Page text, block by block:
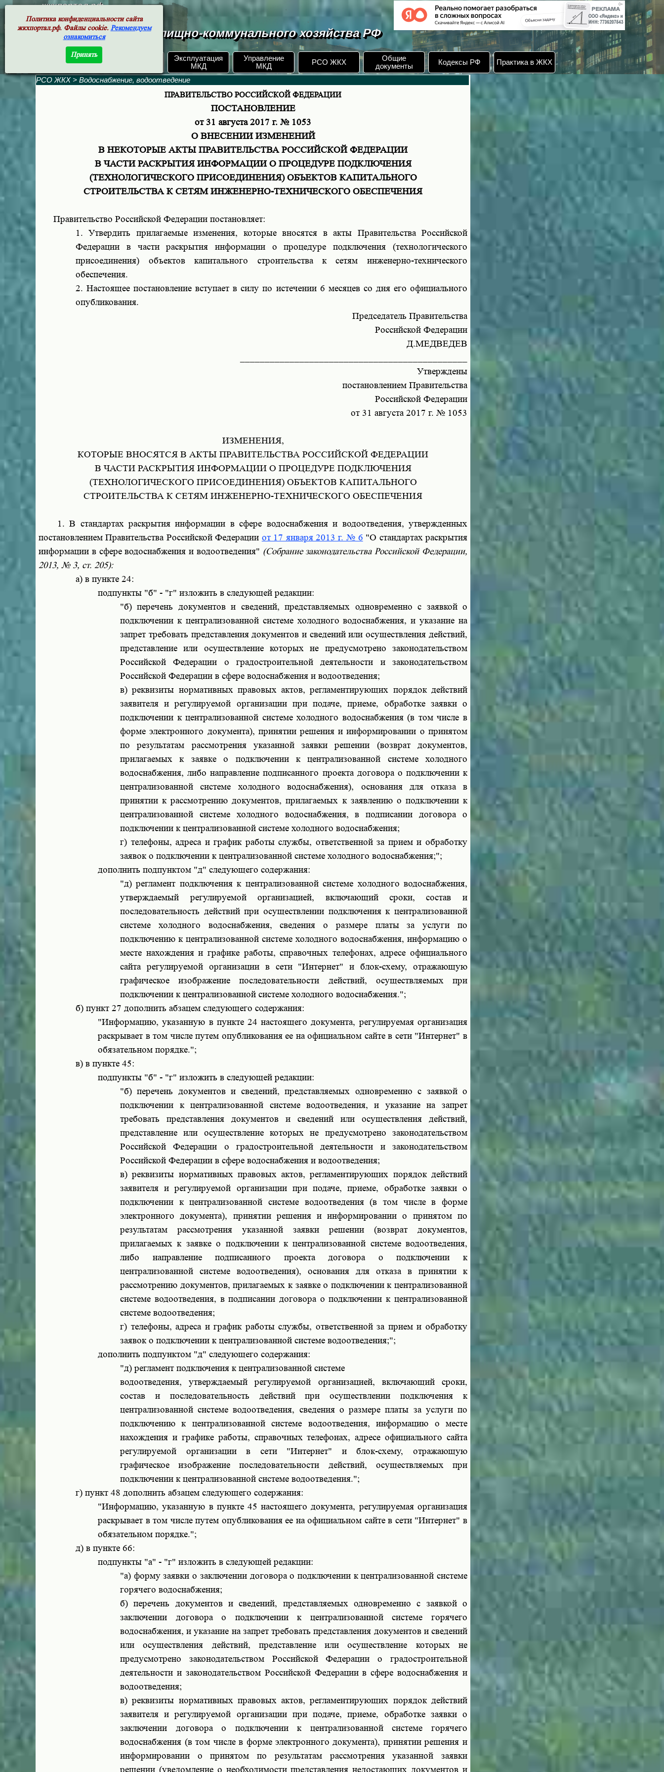
ЖКХ РФ.
Эксплуатация
МКД
Управление
МКД
РСО ЖКХ
Общие
документы
Кодексы РФ Практика в ЖКХ
Документы жилищно-коммунального хозяйства РФ
жкхпортал.рф
РСО ЖКХ>Водоснабжение, водоотведение
ПРАВИТЕЛЬСТВО РОССИЙСКОЙ ФЕДЕРАЦИИ
ПОСТАНОВЛЕНИЕ
от 31 августа 2017 г. № 1053
О ВНЕСЕНИИ ИЗМЕНЕНИЙ
В НЕКОТОРЫЕ АКТЫ ПРАВИТЕЛЬСТВА РОССИЙСКОЙ ФЕДЕРАЦИИ
В ЧАСТИ РАСКРЫТИЯ ИНФОРМАЦИИ О ПРОЦЕДУРЕ ПОДКЛЮЧЕНИЯ
(ТЕХНОЛОГИЧЕСКОГО ПРИСОЕДИНЕНИЯ) ОБЪЕКТОВ КАПИТАЛЬНОГО
СТРОИТЕЛЬСТВА К СЕТЯМ ИНЖЕНЕРНО-ТЕХНИЧЕСКОГО ОБЕСПЕЧЕНИЯ
Правительство Российской Федерации постановляет:
1. Утвердить прилагаемые изменения, которые вносятся в акты Правительства Российской
Федерации в части раскрытия информации о процедуре подключения (технологического
присоединения) объектов капитального строительства к сетям инженерно-технического
обеспечения.
2. Настоящее постановление вступает в силу по истечении 6 месяцев со дня его официального
опубликования.
Председатель Правительства
Российской Федерации
Д.МЕДВЕДЕВ
Утверждены
постановлением Правительства
Российской Федерации
от 31 августа 2017 г. № 1053
ИЗМЕНЕНИЯ,
КОТОРЫЕ ВНОСЯТСЯ В АКТЫ ПРАВИТЕЛЬСТВА РОССИЙСКОЙ ФЕДЕРАЦИИ
В ЧАСТИ РАСКРЫТИЯ ИНФОРМАЦИИ О ПРОЦЕДУРЕ ПОДКЛЮЧЕНИЯ
(ТЕХНОЛОГИЧЕСКОГО ПРИСОЕДИНЕНИЯ) ОБЪЕКТОВ КАПИТАЛЬНОГО
СТРОИТЕЛЬСТВА К СЕТЯМ ИНЖЕНЕРНО-ТЕХНИЧЕСКОГО ОБЕСПЕЧЕНИЯ
1. В стандартах раскрытия информации в сфере водоснабжения и водоотведения, утвержденных
постановлением Правительства Российской Федерации от 17 января 2013 г. № 6 "О стандартах раскрытия
информации в сфере водоснабжения и водоотведения" (Собрание законодательства Российской Федерации,
2013, № 3, ст. 205):
а) в пункте 24:
подпункты "б" - "г" изложить в следующей редакции:
"б) перечень документов и сведений, представляемых одновременно с заявкой о
подключении к централизованной системе холодного водоснабжения, и указание на
запрет требовать представления документов и сведений или осуществления действий,
представление или осуществление которых не предусмотрено законодательством
Российской Федерации о градостроительной деятельности и законодательством
Российской Федерации в сфере водоснабжения и водоотведения;
в) реквизиты нормативных правовых актов, регламентирующих порядок действий
заявителя и регулируемой организации при подаче, приеме, обработке заявки о
подключении к централизованной системе холодного водоснабжения (в том числе в
форме электронного документа), принятии решения и информировании о принятом
по результатам рассмотрения указанной заявки решении (возврат документов,
прилагаемых к заявке о подключении к централизованной системе холодного
водоснабжения, либо направление подписанного проекта договора о подключении к
централизованной системе холодного водоснабжения), основания для отказа в
принятии к рассмотрению документов, прилагаемых к заявлению о подключении к
централизованной системе холодного водоснабжения, в подписании договора о
подключении к централизованной системе холодного водоснабжения;
г) телефоны, адреса и график работы службы, ответственной за прием и обработку
заявок о подключении к централизованной системе холодного водоснабжения;";
дополнить подпунктом "д" следующего содержания:
"д) регламент подключения к централизованной системе холодного водоснабжения,
утверждаемый регулируемой организацией, включающий сроки, состав и
последовательность действий при осуществлении подключения к централизованной
системе холодного водоснабжения, сведения о размере платы за услуги по
подключению к централизованной системе холодного водоснабжения, информацию о
месте нахождения и графике работы, справочных телефонах, адресе официального
сайта регулируемой организации в сети "Интернет" и блок-схему, отражающую
графическое изображение последовательности действий, осуществляемых при
подключении к централизованной системе холодного водоснабжения.";
б) пункт 27 дополнить абзацем следующего содержания:
"Информацию, указанную в пункте 24 настоящего документа, регулируемая организация
раскрывает в том числе путем опубликования ее на официальном сайте в сети "Интернет" в
обязательном порядке.";
в) в пункте 45:
подпункты "б" - "г" изложить в следующей редакции:
"б) перечень документов и сведений, представляемых одновременно с заявкой о
подключении к централизованной системе водоотведения, и указание на запрет
требовать представления документов и сведений или осуществления действий,
представление или осуществление которых не предусмотрено законодательством
Российской Федерации о градостроительной деятельности и законодательством
Российской Федерации в сфере водоснабжения и водоотведения;
в) реквизиты нормативных правовых актов, регламентирующих порядок действий
заявителя и регулируемой организации при подаче, приеме, обработке заявки о
подключении к централизованной системе водоотведения (в том числе в форме
электронного документа), принятии решения и информировании о принятом по
результатам рассмотрения указанной заявки решении (возврат документов,
прилагаемых к заявке о подключении к централизованной системе водоотведения,
либо направление подписанного проекта договора о подключении к
централизованной системе водоотведения), основания для отказа в принятии к
рассмотрению документов, прилагаемых к заявке о подключении к централизованной
системе водоотведения, в подписании договора о подключении к централизованной
системе водоотведения;
г) телефоны, адреса и график работы службы, ответственной за прием и обработку
заявок о подключении к централизованной системе водоотведения;";
дополнить подпунктом "д" следующего содержания:
"д) регламент подключения к централизованной системе
водоотведения, утверждаемый регулируемой организацией, включающий сроки,
состав и последовательность действий при осуществлении подключения к
централизованной системе водоотведения, сведения о размере платы за услуги по
подключению к централизованной системе водоотведения, информацию о месте
нахождения и графике работы, справочных телефонах, адресе официального сайта
регулируемой организации в сети "Интернет" и блок-схему, отражающую
графическое изображение последовательности действий, осуществляемых при
подключении к централизованной системе водоотведения.";
г) пункт 48 дополнить абзацем следующего содержания:
"Информацию, указанную в пункте 45 настоящего документа, регулируемая организация
раскрывает в том числе путем опубликования ее на официальном сайте в сети "Интернет" в
обязательном порядке.";
д) в пункте 66:
подпункты "а" - "г" изложить в следующей редакции:
"а) форму заявки о заключении договора о подключении к централизованной системе
горячего водоснабжения;
б) перечень документов и сведений, представляемых одновременно с заявкой о
заключении договора о подключении к централизованной системе горячего
водоснабжения, и указание на запрет требовать представления документов и сведений
или осуществления действий, представление или осуществление которых не
предусмотрено законодательством Российской Федерации о градостроительной
деятельности и законодательством Российской Федерации в сфере водоснабжения и
водоотведения;
в) реквизиты нормативных правовых актов, регламентирующих порядок действий
заявителя и регулируемой организации при подаче, приеме, обработке заявки о
заключении договора о подключении к централизованной системе горячего
водоснабжения (в том числе в форме электронного документа), принятии решения и
информировании о принятом по результатам рассмотрения указанной заявки
решении (уведомление о необходимости представления недостающих документов и
Политика конфиденциальности сайта
жкхпортал.рф. Файлы cookie. Рекомендуем
ознакомиться
Принять